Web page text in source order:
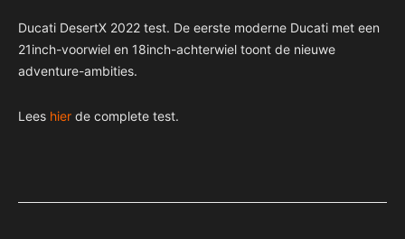
Ducati DesertX 2022 test. De eerste moderne Ducati met een
21inch-voorwiel en 18inch-achterwiel toont de nieuwe
adventure-ambities.
Lees hier de complete test.